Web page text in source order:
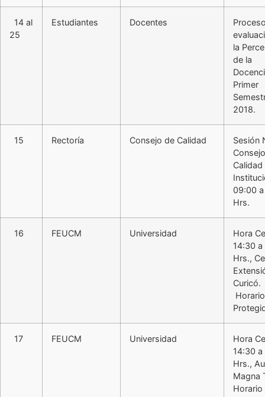
14 al
25
Estudiantes Docentes
la
de la
Primer
2018.
15 Rectoría Consejo de Calidad
Sesión
Calidad
09:00
Hrs.
16 FEUCM Universidad
Hora
14:30
Hrs.,
Curicó.
Horario
17 FEUCM Universidad
Hora
14:30
Hrs.,
Magna
Horario